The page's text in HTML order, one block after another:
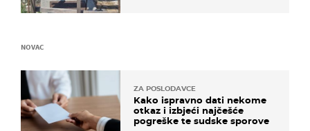
NOVAC
ZA POSLODAVCE
Kako ispravno dati nekome
otkaz i izbjeći najčešće
pogreške te sudske sporove